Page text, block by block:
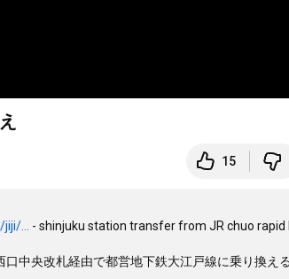
15
...
- shinjuku station transfer from JR chuo
中央改札経由で都営地下鉄大江戸線に乗り換える